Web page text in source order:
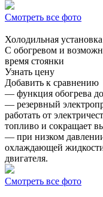
Смотреть все фото
Холодильная установка
С обогревом и
время стоянки
Узнать цену
Добавить к сравнению
— функция обогрева
— резервный
работать от
топливо и сокращает
— при низком
охлаждающей
двигателя.
Смотреть все фото